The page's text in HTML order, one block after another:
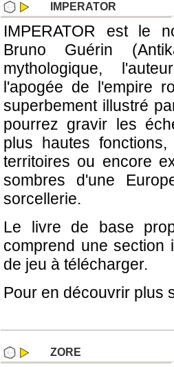
IMPERATOR
IMPERATOR est le
Bruno Guérin
mythologique,
l'apogée de l'empire
superbement illustré
pourrez gravir les
plus hautes
territoires ou encore
sombres d'une
sorcellerie.
Le livre de base
comprend une section
de jeu à télécharger.
Pour en découvrir plus
ZORE